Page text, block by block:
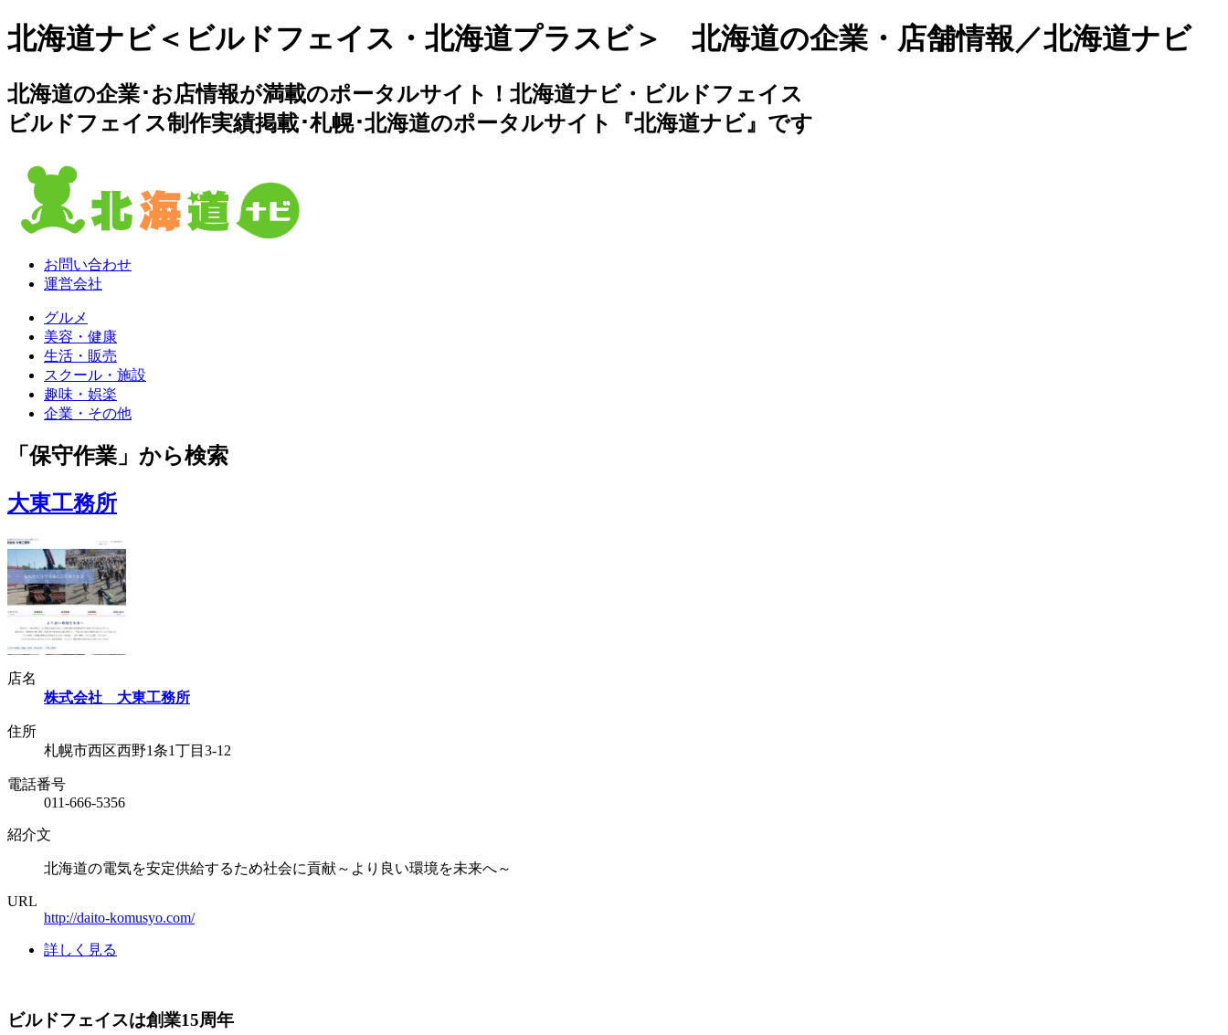
北海道ナビ＜ビルドフェイス・北海道プラスビ＞ 北海道の企業・店舗情報／北海道ナビ
北海道の企業･お店情報が満載のポータルサイト！北海道ナビ・ビルドフェイス
ビルドフェイス制作実績掲載･札幌･北海道のポータルサイト『北海道ナビ』です
お問い合わせ
運営会社
グルメ
美容・健康
生活・販売
スクール・施設
趣味・娯楽
企業・その他
「保守作業」から検索
大東工務所
店名
株式会社 大東工務所
住所
札幌市西区西野1条1丁目3-12
電話番号
011-666-5356
紹介文
北海道の電気を安定供給するため社会に貢献～より良い環境を未来へ～
URL
http://daito-komusyo.com/
詳しく見る
ビルドフェイスは創業15周年